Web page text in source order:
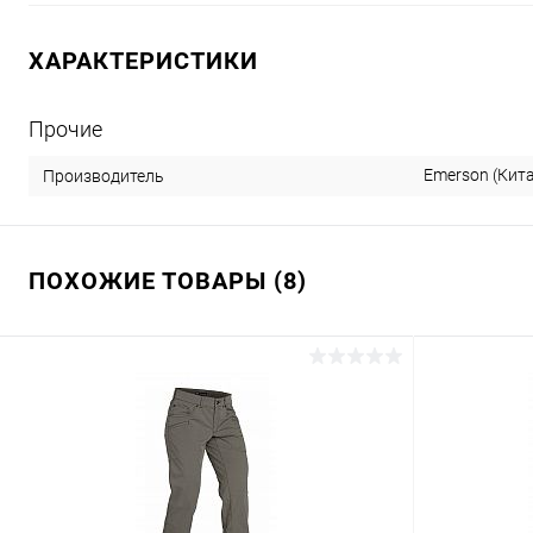
ХАРАКТЕРИСТИКИ
Прочие
Производитель Emerson
ПОХОЖИЕ ТОВАРЫ (8)